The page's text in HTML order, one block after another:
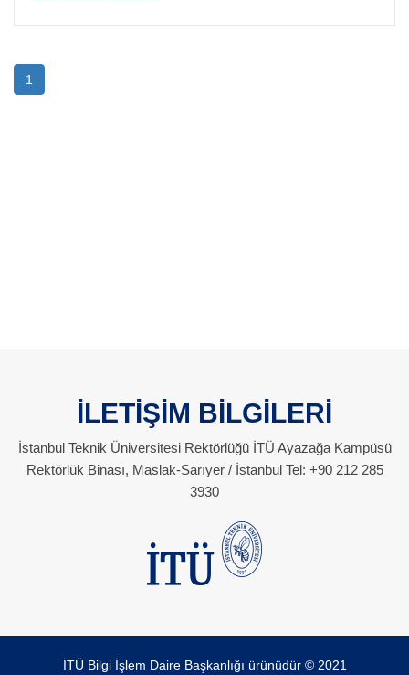
1
İLETİŞİM BİLGİLERİ
İstanbul Teknik Üniversitesi Rektörlüğü İTÜ Ayazağa Kampüsü
Rektörlük Binası, Maslak-Sarıyer / İstanbul Tel: +90 212 285
3930
İTÜ Bilgi İşlem Daire Başkanlığı ürünüdür © 2021